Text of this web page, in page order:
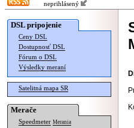
neprihlásený
DSL pripojenie
Ceny DSL
Dostupnosť DSL
Fórum o DSL
Výsledky meraní
Satelitná mapa SR
Merače
Speedmeter Merania